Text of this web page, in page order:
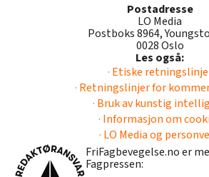
Postadresse
LO Media
Postboks 8964,
0028 Oslo
Les også:
· Etiske
· Retningslinjer for
· Bruk av kunstig
· Informasjon om
· LO Media og
FriFagbevegelse.no er
Fagpressen: